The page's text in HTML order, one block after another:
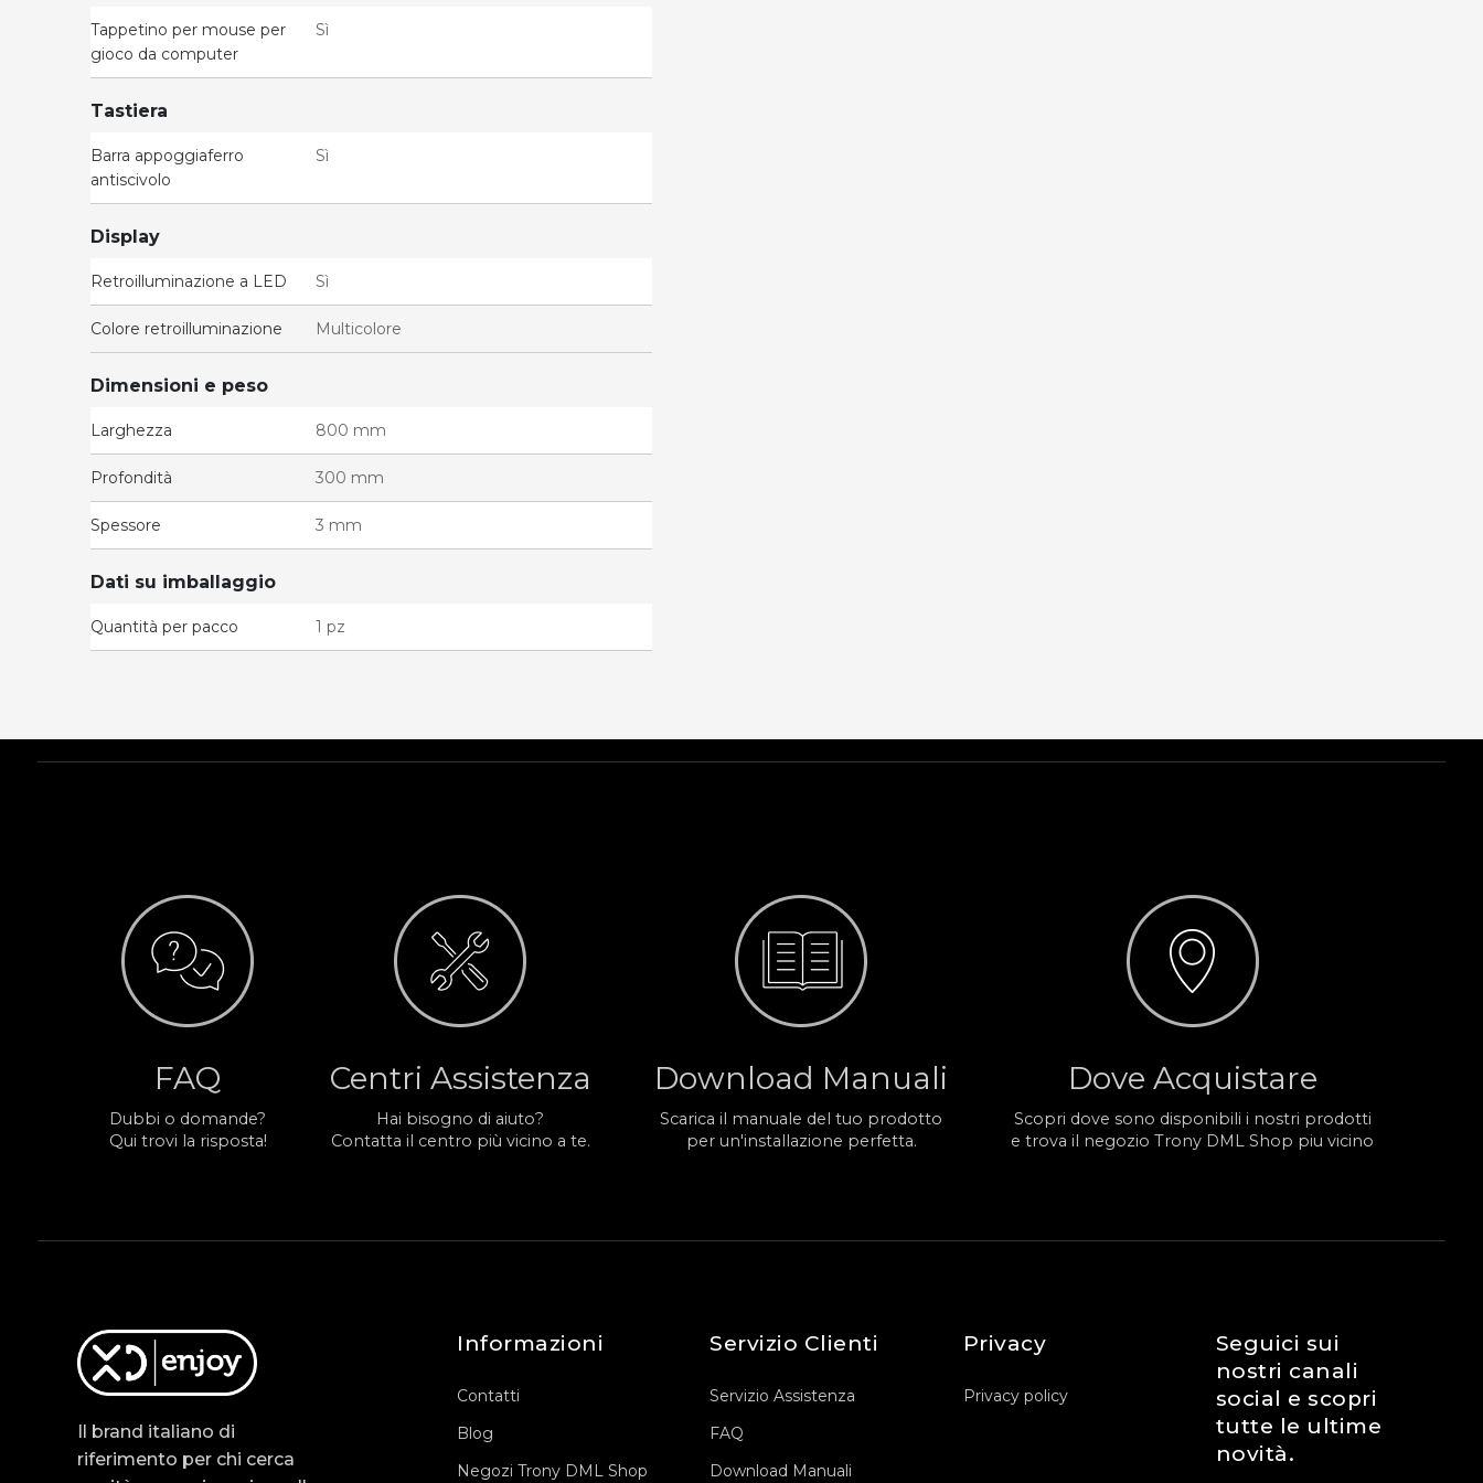
Tappetino per mouse per
gioco da computer
Sì
Tastiera
Barra appoggiaferro
antiscivolo
Sì
Display
Retroilluminazione a LED Sì
Colore retroilluminazione Multicolore
Dimensioni e peso
Larghezza 800 mm
Profondità 300 mm
Spessore 3 mm
Dati su imballaggio
Quantità per pacco 1 pz
FAQ
Dubbi o domande?
Qui trovi la risposta!
Centri Assistenza
Hai bisogno di aiuto?
Contatta il centro più vicino a te.
Download Manuali
Scarica il manuale del tuo prodotto
per un'installazione perfetta.
Dove Acquistare
Scopri dove sono disponibili i nostri prodotti
e trova il negozio Trony DML Shop piu vicino
Il brand italiano di
riferimento per chi cerca
Informazioni
Contatti
Blog
Negozi Trony DML Shop
Servizio Clienti
Servizio Assistenza
FAQ
Download Manuali
Privacy
Privacy policy
Seguici sui
nostri canali
social e scopri
tutte le ultime
novità.